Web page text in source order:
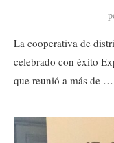
La cooperativa de
celebrado con éxito
que reunió a más de …